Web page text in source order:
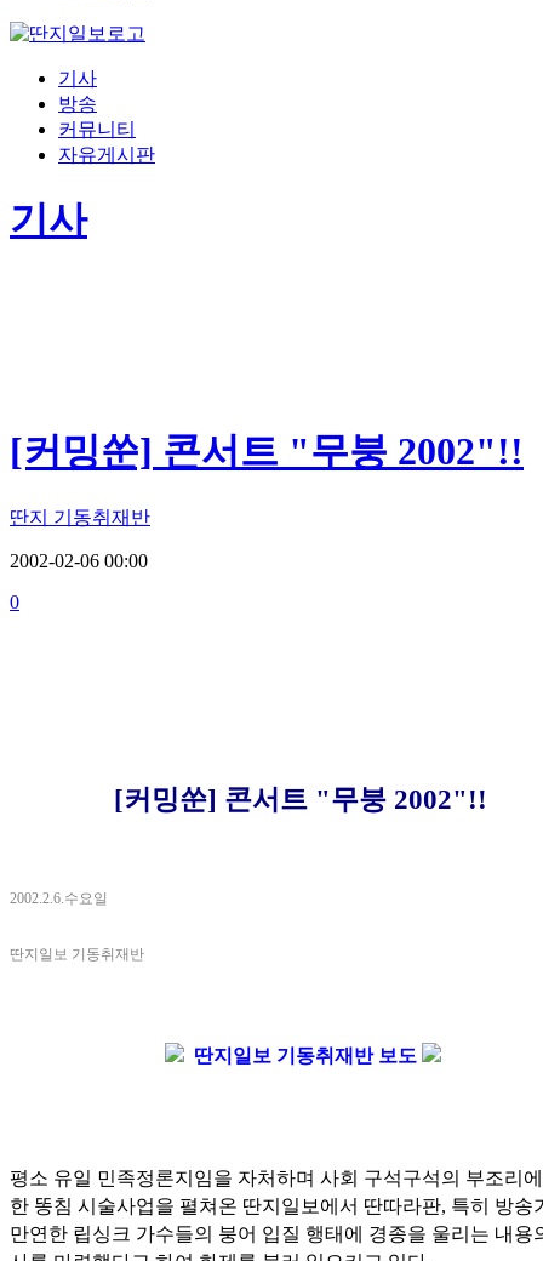
기사
방송
커뮤니티
자유게시판
기사
[커밍쑨] 콘서트 "무붕 2002"!!
딴지 기동취재반
2002-02-06 00:00
0
[커밍쑨] 콘서트 "무붕 2002"!!
2002.2.6.수요일
딴지일보 기동취재반
딴지일보 기동취재반 보도
평소 유일 민족정론지임을 자처하며 사회 구석구석의 부조리
한 똥침 시술사업을 펼쳐온 딴지일보에서 딴따라판, 특히 방송
만연한 립싱크 가수들의 붕어 입질 행태에 경종을 울리는 내용